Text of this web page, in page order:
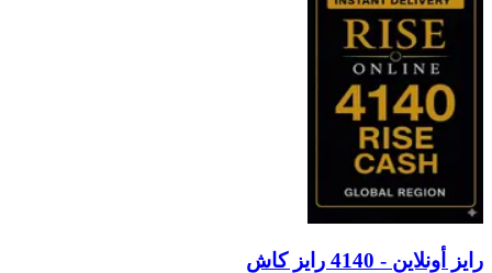
رايز أونلاين - 4140 رايز كاش